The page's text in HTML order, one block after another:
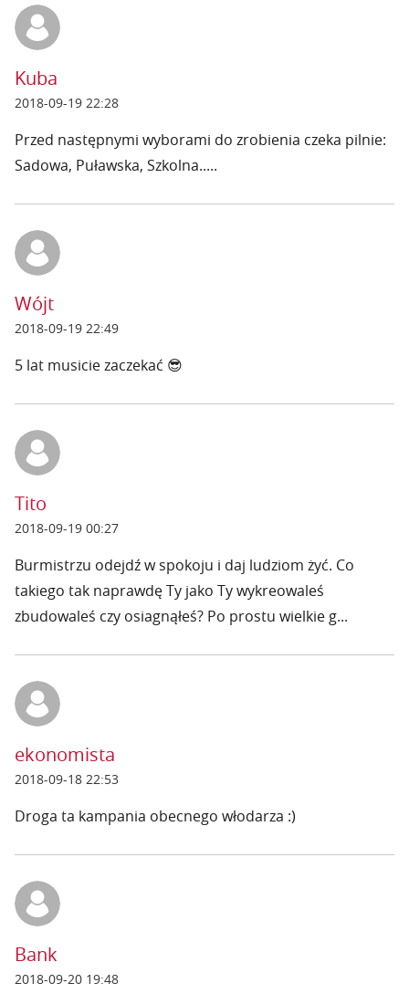
Kuba
2018-09-19 22:28
Przed następnymi wyborami do zrobienia czeka pilnie:
Sadowa, Puławska, Szkolna.....
Wójt
2018-09-19 22:49
5 lat musicie zaczekać 😎
Tito
2018-09-19 00:27
Burmistrzu odejdź w spokoju i daj ludziom żyć. Co
takiego tak naprawdę Ty jako Ty wykreowaleś
zbudowaleś czy osiagnąłeś? Po prostu wielkie g...
ekonomista
2018-09-18 22:53
Droga ta kampania obecnego włodarza :)
Bank
2018-09-20 19:48